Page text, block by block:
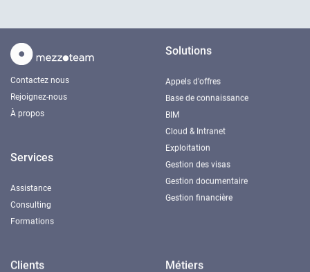
Contactez nous
Rejoignez-nous
À propos
Services
Assistance
Consulting
Formations
Solutions
Appels d'offres
Base de connaissance
BIM
Cloud & Intranet
Exploitation
Gestion des visas
Gestion documentaire
Gestion financière
Clients Métiers